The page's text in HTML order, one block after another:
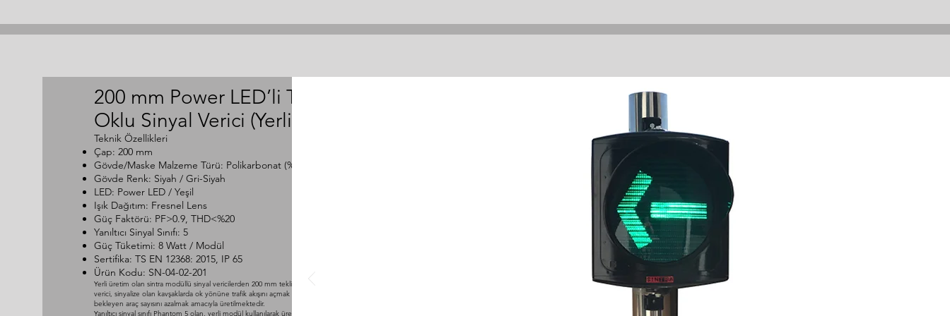
200 mm Power LED’li Tekli
Oklu Sinyal Verici (Yerli)
Teknik Özellikleri
Çap: 200 mm
Gövde/Maske Malzeme Türü: Polikarbonat (% 100 PC)
Gövde Renk: Siyah / Gri-Siyah
LED: Power LED / Yeşil
Işık Dağıtım: Fresnel Lens
Güç Faktörü: PF>0.9, THD<%20
Yanıltıcı Sinyal Sınıfı: 5
Güç Tüketimi: 8 Watt / Modül
Sertifika: TS EN 12368: 2015, IP 65
Ürün Kodu: SN-04-02-201
Yerli üretim olan sintra modüllü sinyal vericilerden 200 mm tekli oklu sinyal
verici, sinyalize olan kavşaklarda ok yönüne trafik akışını açmak ve kavşaklarda
bekleyen araç sayısını azalmak amacıyla üretilmektedir.
Yanıltıcı sinyal sınıfı Phantom 5 olan, yerli modül kullanılarak üretilen sinyal